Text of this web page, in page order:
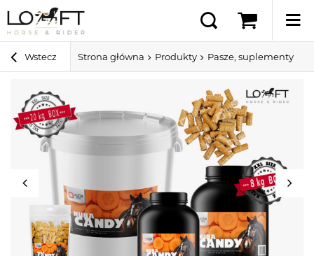
Wstecz Strona główna Produkty Pasze, suplementy i